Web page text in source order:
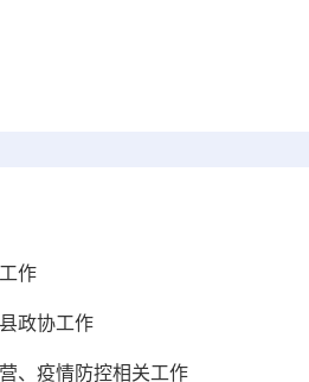
作
政协工作
、疫情防控相关工作